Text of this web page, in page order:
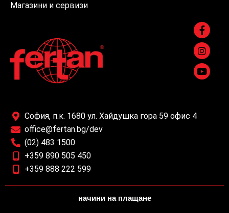
Магазини и сервизи
София, п.к. 1680 ул. Хайдушка гора 59 офис 4
office@fertan.bg/dev
(02) 483 1500
+359 890 505 450
+359 888 222 599
начини на плащане